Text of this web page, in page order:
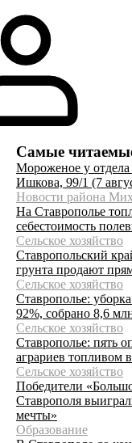
Самые
Мороженое у
Ишкова, 99/1 (7
Новости района
На Ставрополье
себестоимость
Сельское хозяйство
Ставропольский
грунта продают
Сельское хозяйство
Ставрополье:
92%, собрано 8,6
Сельское хозяйство
Ставрополье: пять
аграриев топливом
Сельское хозяйство
Победители
Ставрополя
мечты»
Образование